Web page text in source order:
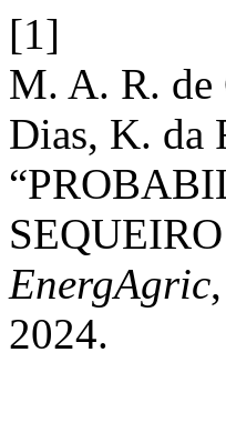
[1]
M. A. R. de
Dias, K. da
EnergAgric
2024.